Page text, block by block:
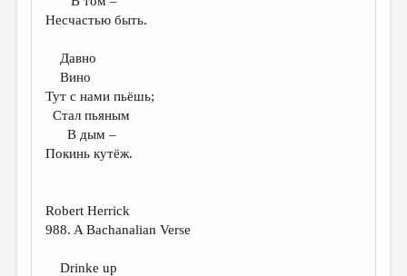
ИЗБРАННОЕ
ПРОИЗВЕДЕНИЯ
ПЕРЕВОДЫ
КОНКУРСЫ
ОБЗОР ЛИТЕРАТУРЫ
СТРАНИЦЫ ПАМЯТИ
Несчастью быть.
Давно
Вино
Тут с нами пьёшь;
Стал пьяным
В дым –
Покинь кутёж.
Robert Herrick
988. A Bachanalian Verse
Drinke up